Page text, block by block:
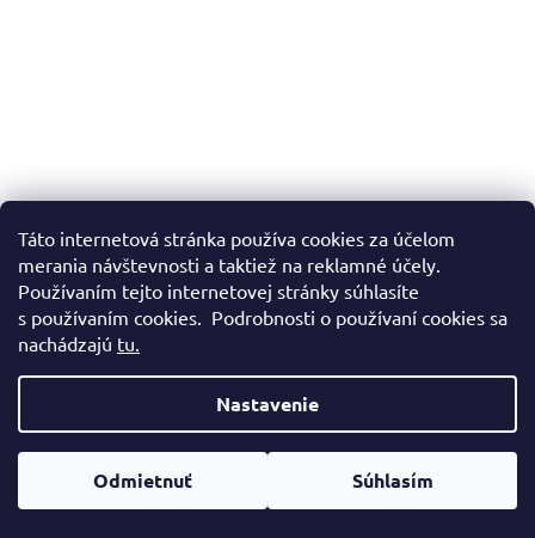
Táto internetová stránka používa cookies za účelom
merania návštevnosti a taktiež na reklamné účely.
Používaním tejto internetovej stránky súhlasíte
s používaním cookies. Podrobnosti o používaní cookies sa
nachádzajú tu.
Nastavenie
Odmietnuť Súhlasím
Vytvoril Shoptet
Copyright 2026 . Všetky práva vyhradené.